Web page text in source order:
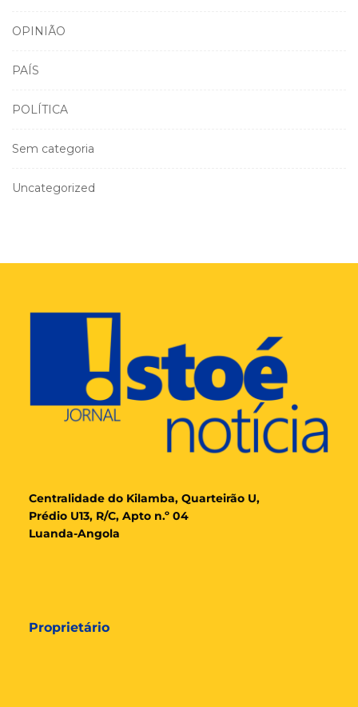
OPINIÃO
PAÍS
POLÍTICA
Sem categoria
Uncategorized
Centralidade do Kilamba, Quarteirão U,
Prédio U13, R/C, Apto n.º 04
Luanda-Angola
Proprietário